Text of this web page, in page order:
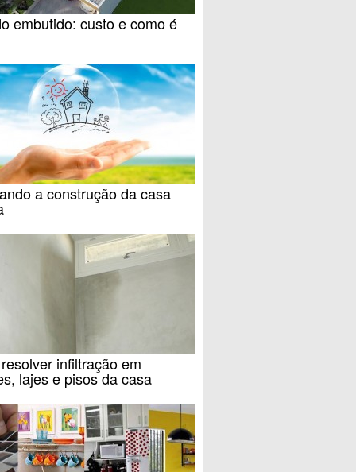
embutido: custo e como é
a construção da casa
infiltração em
lajes e pisos da casa